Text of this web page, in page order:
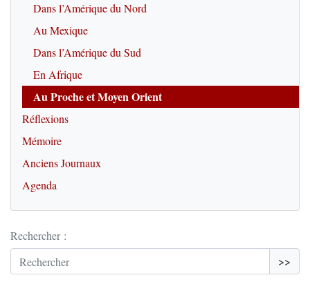
Dans l’Amérique du Nord
Au Mexique
Dans l’Amérique du Sud
En Afrique
Au Proche et Moyen Orient
Réflexions
Mémoire
Anciens Journaux
Agenda
Rechercher :
>>